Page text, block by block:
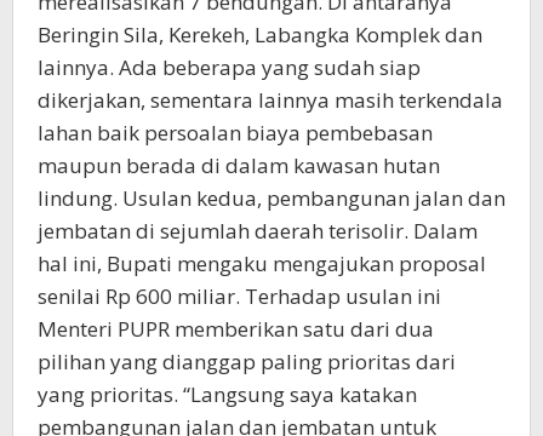
Beringin Sila, Kerekeh, Labangka Komplek dan
lainnya. Ada beberapa yang sudah siap
dikerjakan, sementara lainnya masih terkendala
lahan baik persoalan biaya pembebasan
maupun berada di dalam kawasan hutan
lindung. Usulan kedua, pembangunan jalan dan
jembatan di sejumlah daerah terisolir. Dalam
hal ini, Bupati mengaku mengajukan proposal
senilai Rp 600 miliar. Terhadap usulan ini
Menteri PUPR memberikan satu dari dua
pilihan yang dianggap paling prioritas dari
yang prioritas. “Langsung saya katakan
pembangunan jalan dan jembatan untuk